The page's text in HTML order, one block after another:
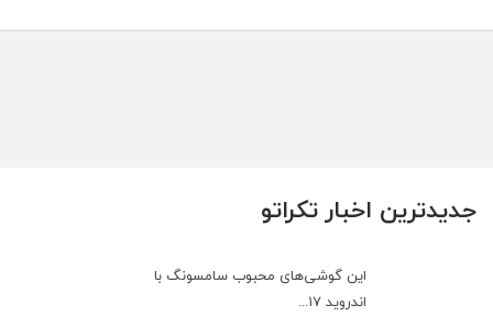
جدیدترین اخبار تکراتو
این گوشی‌های محبوب سامسونگ با
اندروید ۱۷...